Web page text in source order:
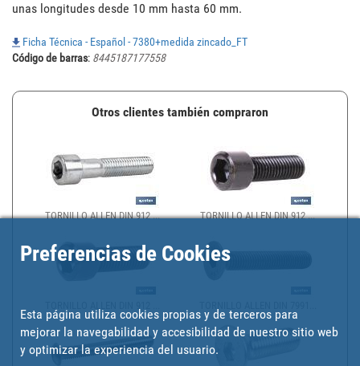
unas longitudes desde 10 mm hasta 60 mm.
Ficha Técnica - Español - 7380+medida zincado_FT
Código de barras: 8445187177558
Otros clientes también compraron
TORNILLO ALLEN DIN 912 ... TORNILLO ALLEN DIN 912 ...
Preferencias de Cookies
Esta página utiliza cookies propias y de terceros para
mejorar la navegabilidad y accesibilidad de nuestro sitio web
y optimizar la experiencia del usuario.